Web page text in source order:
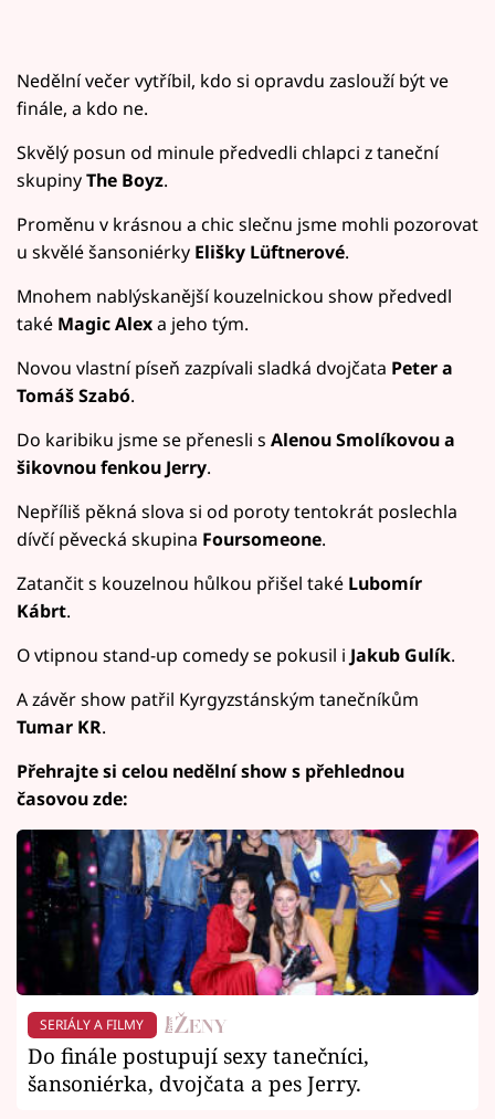
Nedělní večer vytříbil, kdo si opravdu zaslouží být ve
finále, a kdo ne.
Skvělý posun od minule předvedli chlapci z taneční
skupinyThe Boyz.
Proměnu v krásnou a chic slečnu jsme mohli pozorovat
u skvělé šansoniérky Elišky Lüftnerové.
Mnohem nablýskanější kouzelnickou show předvedl
také Magic Alexa jeho tým.
Novou vlastní píseň zazpívali sladká dvojčata Peter a
Tomáš Szabó.
Do karibiku jsme se přenesli s Alenou Smolíkovou a
šikovnou fenkou Jerry.
Nepříliš pěkná slova si od poroty tentokrát poslechla
dívčí pěvecká skupina Foursomeone.
Zatančit s kouzelnou hůlkou přišel také Lubomír
Kábrt.
O vtipnou stand-up comedy se pokusil i Jakub Gulík.
A závěr show patřil Kyrgyzstánským tanečníkům
Tumar KR.
Přehrajte si celou nedělní show s přehlednou
časovou zde:
SERIÁLY A FILMY
Do finále postupují sexy tanečníci,
šansoniérka, dvojčata a pes Jerry.